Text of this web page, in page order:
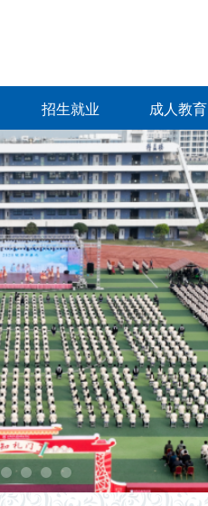
招生就业
招生就业
成人教育
成人教育